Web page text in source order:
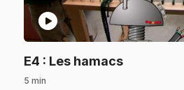
play_circle
E4 : Les hamacs.
5 min